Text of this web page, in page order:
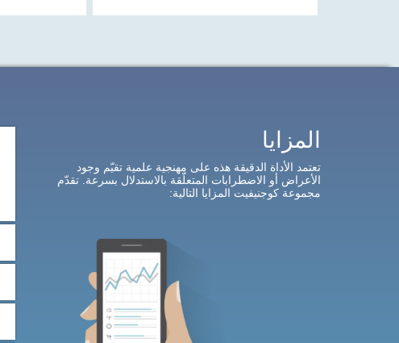
المزايا
تعتمد الأداة الدقيقة هذه على مهنجية علمية تقيّم وجود
الأعراض أو الاضطرابات المتعلّقة بالاستدلال بسرعة. تقدّم
مجموعة كوجنيفيت المزايا التالية: